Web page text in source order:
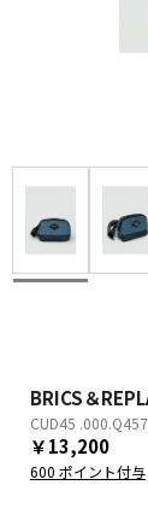
BRICS＆
CUD45
￥13,200
600 ポイント付与